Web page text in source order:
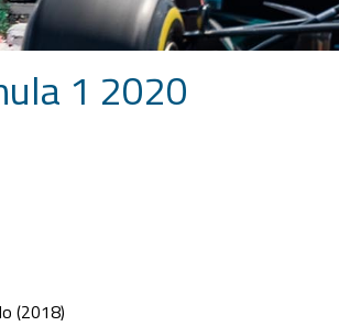
1 2020
(2018)